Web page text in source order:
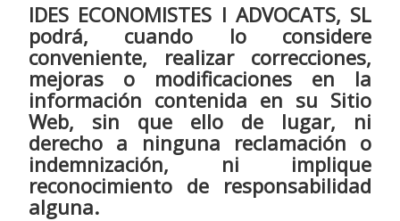
IDES ECONOMISTES I ADVOCATS, SL
podrá, cuando lo considere
conveniente, realizar correcciones,
mejoras o modificaciones en la
información contenida en su Sitio
Web, sin que ello de lugar, ni
derecho a ninguna reclamación o
indemnización, ni implique
reconocimiento de responsabilidad
alguna.